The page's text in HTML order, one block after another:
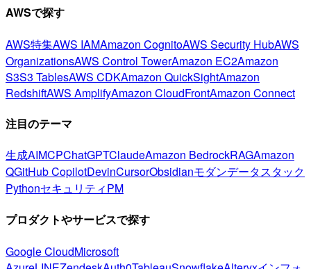
AWSで探す
AWS特集AWS IAMAmazon CognitoAWS Security HubAWS
OrganizationsAWS Control TowerAmazon EC2Amazon
S3S3 TablesAWS CDKAmazon QuickSightAmazon
RedshiftAWS AmplifyAmazon CloudFrontAmazon Connect
注目のテーマ
生成AIMCPChatGPTClaudeAmazon BedrockRAGAmazon
QGitHub CopilotDevinCursorObsidianモダンデータスタック
PythonセキュリティPM
プロダクトやサービスで探す
Google CloudMicrosoft